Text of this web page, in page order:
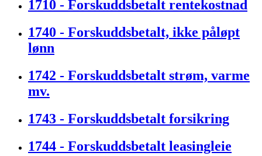
1710 - Forskuddsbetalt rentekostnad
1740 - Forskuddsbetalt, ikke påløpt
lønn
1742 - Forskuddsbetalt strøm, varme
mv.
1743 - Forskuddsbetalt forsikring
1744 - Forskuddsbetalt leasingleie